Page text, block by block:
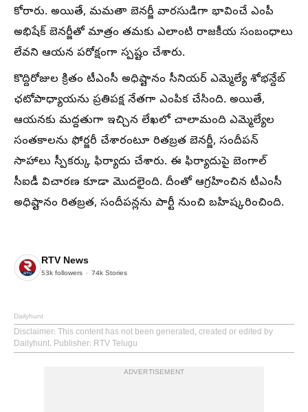
కోరారు. అయితే, మమతా బెనర్జీ వారసుడిగా భావించే ఎంపీ
అభిషేక్ బెనర్జీతో మాత్రం తమకు ఎలాంటి రాజకీయ సంబంధాలు
లేవని ఆయన పరోక్షంగా స్పష్టం చేశారు.
కొద్దిరోజుల క్రితం టీఎంసీ అధిష్టానం సీనియర్ ఎమ్మెల్యే శోభన్దేబ్
ఛటోపాధ్యాయను ప్రతిపక్ష నేతగా ఎంపిక చేసింది. అయితే,
ఆయనకు మద్దతుగా ఇచ్చిన లేఖలో చాలామంది ఎమ్మెల్యేల
సంతకాలను ఫోర్జరీ చేశారంటూ రితబ్రత బెనర్జీ, సందీపన్
సాహాలు స్పీకర్కు ఫిర్యాదు చేశారు. ఈ ఫిర్యాదుపై బెంగాల్
సీఐడీ విచారణ కూడా మొదలైంది. దీంతో ఆగ్రహించిన టీఎంసీ
అధిష్టానం రితబ్రత, సందీపన్లను పార్టీ నుంచి బహిష్కరించింది.
RTV News
53k followers 74k Stories
Dailyhunt
Disclaimer: This content has not been generated, created or edited by
Dailyhunt. Publisher: RTV Telugu
ADVERTISEMENT